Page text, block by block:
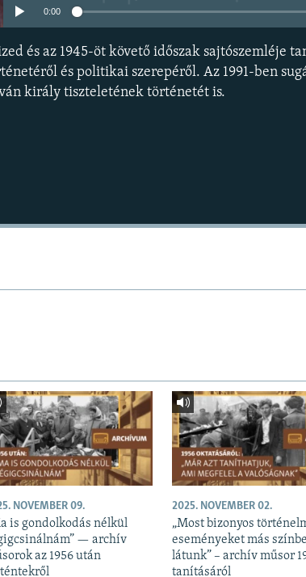
0:00
és az 1945-öt követő időszak sajtószemléje
és politikai szerepéről. Az 1991-ben
király tiszteletének történetét is.
NOVEMBER 09.
is gondolkodás nélkül
— archív
az 1956 után
2025. NOVEMBER 02.
„Most bizonyos
eseményeket más
látunk” – archív műsor
tanításáról